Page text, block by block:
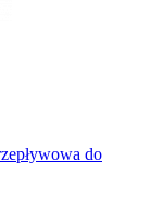
do